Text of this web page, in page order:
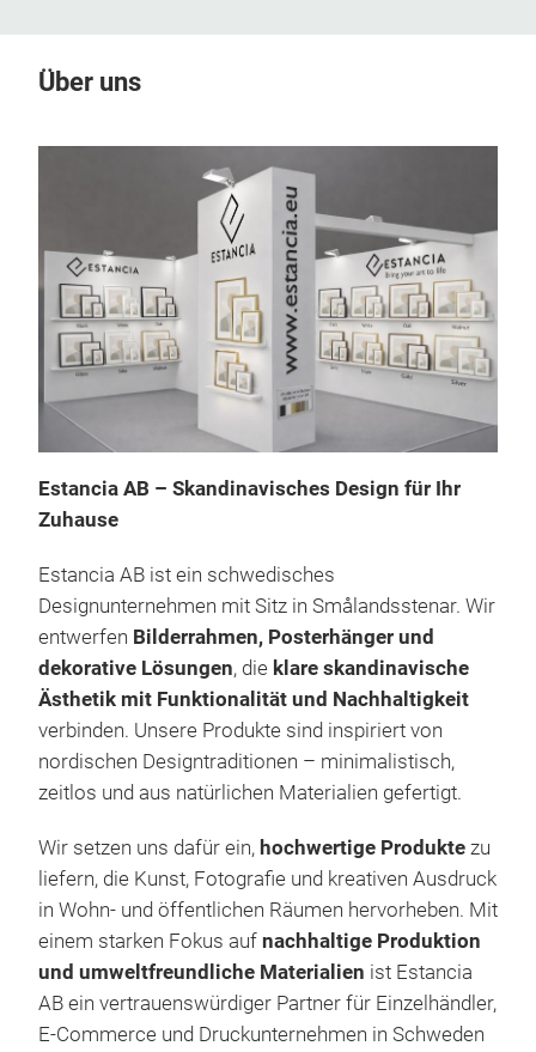
Über uns
Estancia AB – Skandinavisches Design für Ihr
Zuhause
Estancia AB ist ein schwedisches
Designunternehmen mit Sitz in Smålandsstenar. Wir
entwerfen Bilderrahmen, Posterhänger und
dekorative Lösungen, die klare skandinavische
Ästhetik mit Funktionalität und Nachhaltigkeit
verbinden. Unsere Produkte sind inspiriert von
nordischen Designtraditionen – minimalistisch,
zeitlos und aus natürlichen Materialien gefertigt.
Wir setzen uns dafür ein, hochwertige Produkte zu
liefern, die Kunst, Fotografie und kreativen Ausdruck
in Wohn- und öffentlichen Räumen hervorheben. Mit
einem starken Fokus auf nachhaltige Produktion
und umweltfreundliche Materialien ist Estancia
AB ein vertrauenswürdiger Partner für Einzelhändler,
E-Commerce und Druckunternehmen in Schweden